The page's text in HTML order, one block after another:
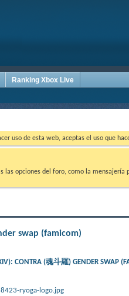
Ranking Xbox Live
uso de esta web, aceptas el uso que
opciones del foro, como la mensajería
swap (famicom)
CONTRA (魂斗羅) GENDER SWAP
ryoga-logo.jpg